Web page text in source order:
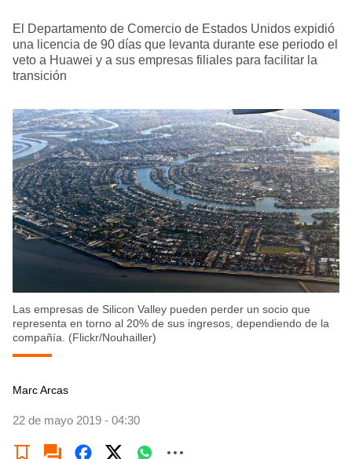
El Departamento de Comercio de Estados Unidos expidió
una licencia de 90 días que levanta durante ese periodo el
veto a Huawei y a sus empresas filiales para facilitar la
transición
Las empresas de Silicon Valley pueden perder un socio que
representa en torno al 20% de sus ingresos, dependiendo de la
compañía. (Flickr/Nouhailler)
Marc Arcas
22 de mayo 2019 - 04:30